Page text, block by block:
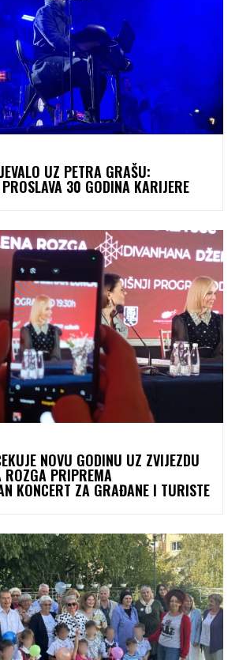
UZ PETRA GRAŠU:
30 GODINA KARIJERE
NOVU GODINU UZ ZVIJEZDU
ROZGA PRIPREMA
KONCERT ZA GRAĐANE I TURISTE